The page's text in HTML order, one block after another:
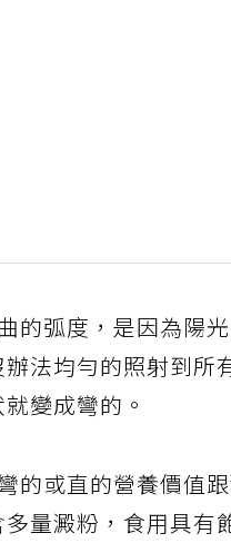
的弧度，是因為陽
法均勻的照射到所
變成彎的。
的或直的營養價值
量澱粉，食用具有